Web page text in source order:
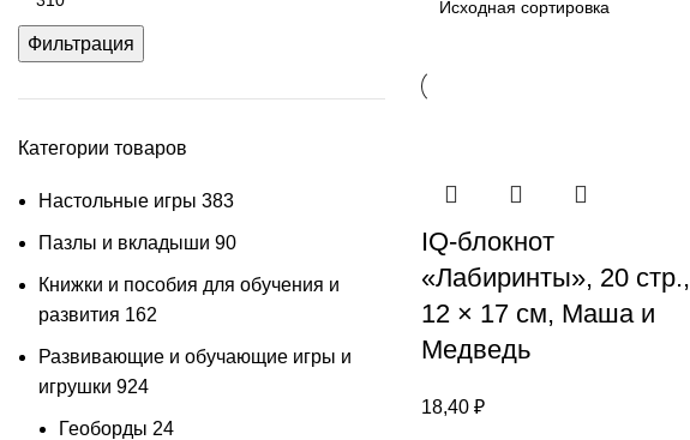
Фильтрация
Категории товаров
Настольные игры 383
Пазлы и вкладыши 90
Книжки и пособия для обучения и
развития 162
Развивающие и обучающие игры и
игрушки 924
Геоборды 24
IQ-блокнот
«Лабиринты», 20 стр.,
12 × 17 см, Маша и
Медведь
18,40 ₽